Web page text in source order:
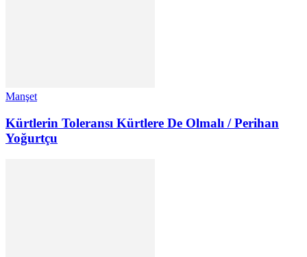
Manşet
Kürtlerin Toleransı Kürtlere De Olmalı / Perihan
Yoğurtçu